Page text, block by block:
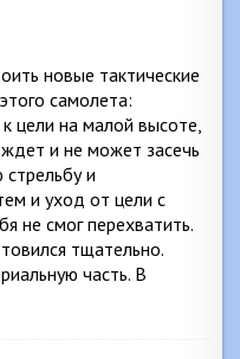
новые тактические
самолета:
цели на малой высоте,
и не может засечь
и
и уход от цели с
не смог перехватить.
тщательно.
часть. В